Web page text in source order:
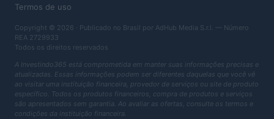
Termos de uso
Copyright © 2026 · Publicado no Brasil por AdHub Media S.r.l. — Número
REA 2729933
Todos os direitos reservados
A Investindo365 está comprometida em manter suas informações precisas e
atualizadas. Essas informações podem ser diferentes daquelas que você vê
ao visitar uma instituição financeira, provedor de serviços ou site de produto
específico. Todos os produtos financeiros, compra de produtos e serviços
são apresentados sem garantia. Ao avaliar as ofertas, consulte os termos e
condições da instituição financeira.